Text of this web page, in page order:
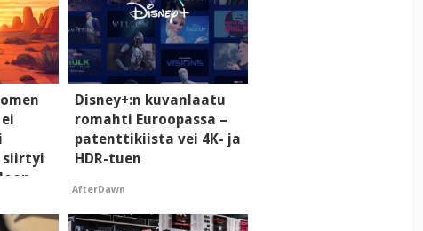
siirtyi
Disney+:n kuvanlaatu
romahti Euroopassa –
patenttikiista vei 4K- ja
HDR-tuen
AfterDawn